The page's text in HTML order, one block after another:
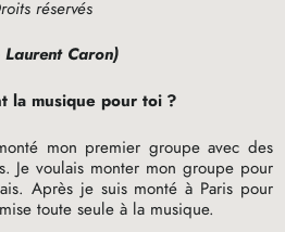
réservés
Caron)
la musique pour toi ?
mon premier groupe avec des
Je voulais monter mon groupe pour
Après je suis monté à Paris pour
toute seule à la musique.